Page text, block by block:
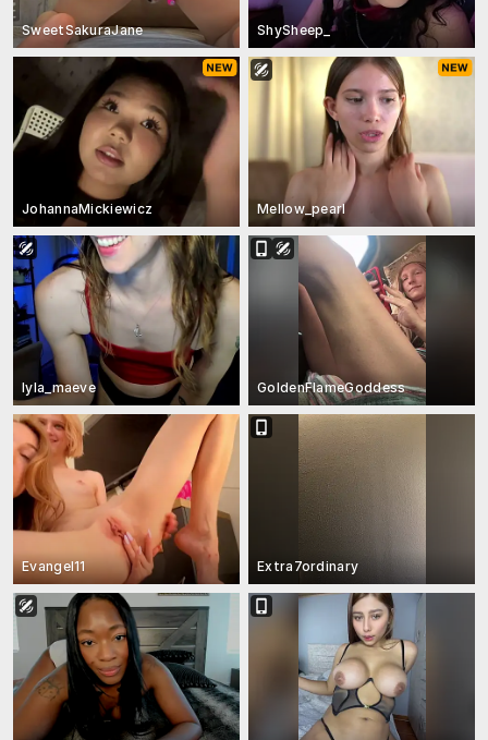
SweetSakuraJane ShySheep_
JohannaMickiewicz Mellow_pearl
lyla_maeve GoldenFlameGoddess
Evangel11 Extra7ordinary